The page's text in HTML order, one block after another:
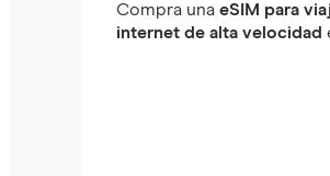
Compra unaeSIM para
internet de alta velocidad